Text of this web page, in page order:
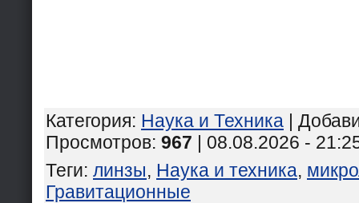
Категория: Наука и Техника |
Просмотров: 967 | 08.08.2026 -
Теги: линзы, Наука и техника,
Гравитационные